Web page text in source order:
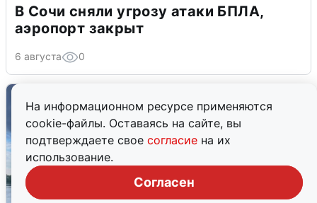
На информационном ресурсе применяются
cookie-файлы. Оставаясь на сайте, вы
подтверждаете свое согласие на их
использование.
Согласен
В Сочи сняли угрозу атаки БПЛА,
аэропорт закрыт
6 августа 0